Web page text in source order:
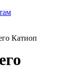
Катиоп